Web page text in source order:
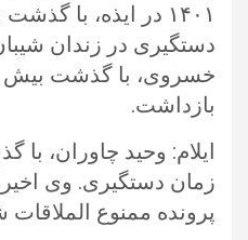
دستگیری در زندان
بازداشت.‏
زمان دستگیری. وی
پرونده ممنوع